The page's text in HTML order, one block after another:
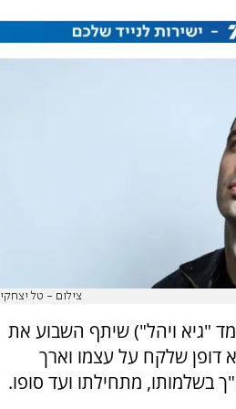
צילום - טל יצחקי
"גיא ויהל") שיתף השבוע את
דופן שלקח על עצמו וארך
מתחילתו ועד סופו.